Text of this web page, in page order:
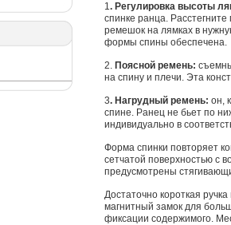
1. Регулировка высоты
спинке ранца.
ремешок на лямках в
формы спины обеспечена.
2. Поясной ремень:
на спину и плечи. Эта
3. Нагрудный ремень: он,
спине. Ранец не бьет по
индивидуально в
Форма спинки повторяет
сетчатой поверхностью с
предусмотрены
Достаточно короткая
магнитный замок для
фиксации содержимого.